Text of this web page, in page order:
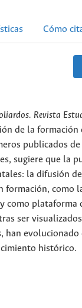
Cómo
Revista
de la formación
publicados
sugiere que la
la difusión
formación, como
como plataforma
ser
, han evolucionado
histórico.